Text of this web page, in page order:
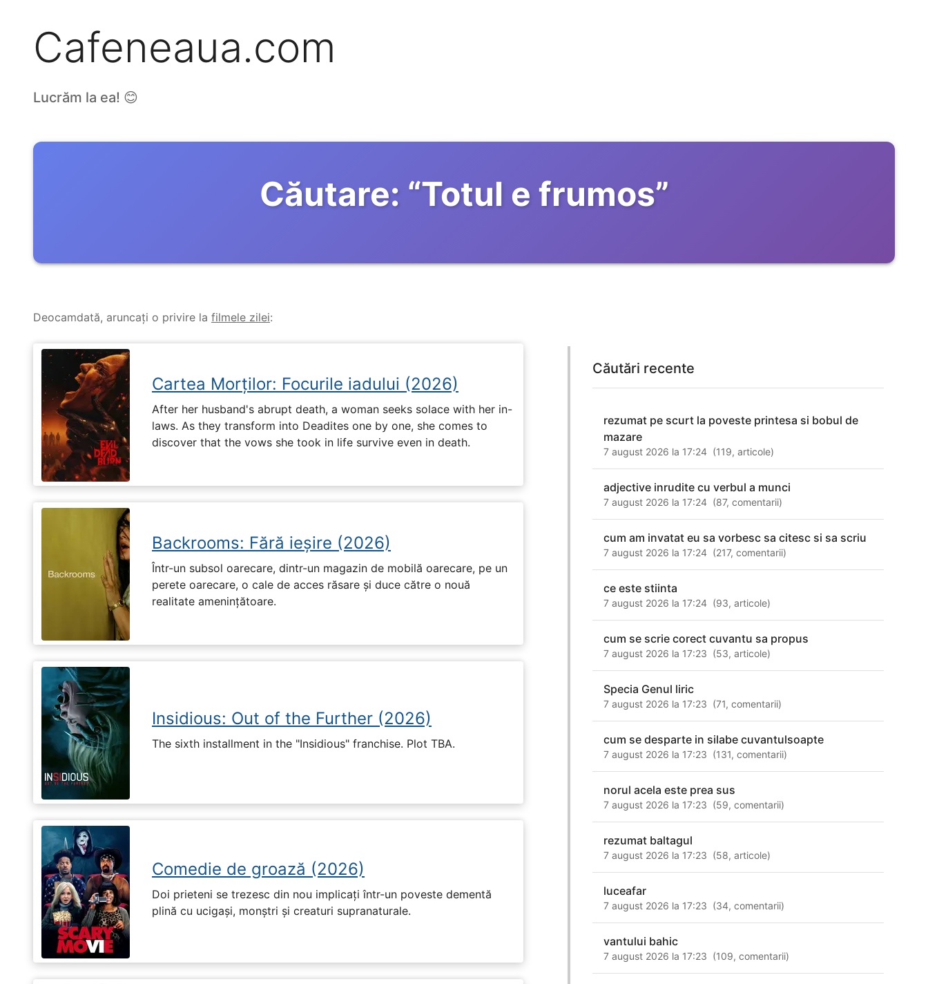
Cafeneaua.com
Lucrăm la ea! 😊
Căutare: “Totul e frumos”
Deocamdată, aruncați o privire la filmele zilei:
Cartea Morților: Focurile iadului (2026)
After her husband's abrupt death, a woman seeks solace with her in-
laws. As they transform into Deadites one by one, she comes to
discover that the vows she took in life survive even in death.
Backrooms: Fără ieșire (2026)
Într-un subsol oarecare, dintr-un magazin de mobilă oarecare, pe un
perete oarecare, o cale de acces răsare și duce către o nouă
realitate amenințătoare.
Insidious: Out of the Further (2026)
The sixth installment in the "Insidious" franchise. Plot TBA.
Comedie de groază (2026)
Doi prieteni se trezesc din nou implicați într-un poveste dementă
plină cu ucigași, monștri și creaturi supranaturale.
Căutări recente
rezumat pe scurt la poveste printesa si bobul de
mazare
7 august 2026 la 17:24 (119,articole)
adjective inrudite cu verbul a munci
7 august 2026 la 17:24 (87,comentarii)
cum am invatat eu sa vorbesc sa citesc si sa scriu
7 august 2026 la 17:24 (217,comentarii)
ce este stiinta
7 august 2026 la 17:24 (93,articole)
cum se scrie corect cuvantu sa propus
7 august 2026 la 17:23 (53,articole)
Specia Genul liric
7 august 2026 la 17:23 (71,comentarii)
cum se desparte in silabe cuvantulsoapte
7 august 2026 la 17:23 (131,comentarii)
norul acela este prea sus
7 august 2026 la 17:23 (59,comentarii)
rezumat baltagul
7 august 2026 la 17:23 (58,articole)
luceafar
7 august 2026 la 17:23 (34,comentarii)
vantului bahic
7 august 2026 la 17:23 (109,comentarii)